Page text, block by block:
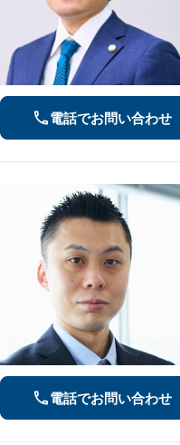
電話でお問い合わせ
電話でお問い合わせ